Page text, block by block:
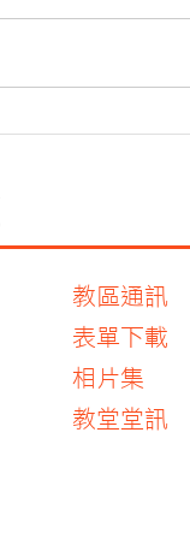
教區通訊
表單下載
相片集
教堂堂訊